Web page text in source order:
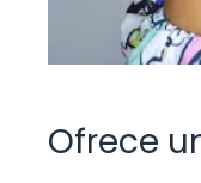
Ofrece